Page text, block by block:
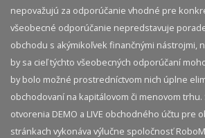
nepovažujú za odporúčanie vhodné pre
všeobecné odporúčanie nepredstavuje
obchodu s akýmikoľvek finančnými nástrojmi,
by sa cieľ týchto všeobecných odporúčaní
by bolo možné prostredníctvom nich úplne
obchodovaní na kapitálovom či menovom
otvorenia DEMO a LIVE obchodného účtu pre
stránkach vykonáva výlučne spoločnosť